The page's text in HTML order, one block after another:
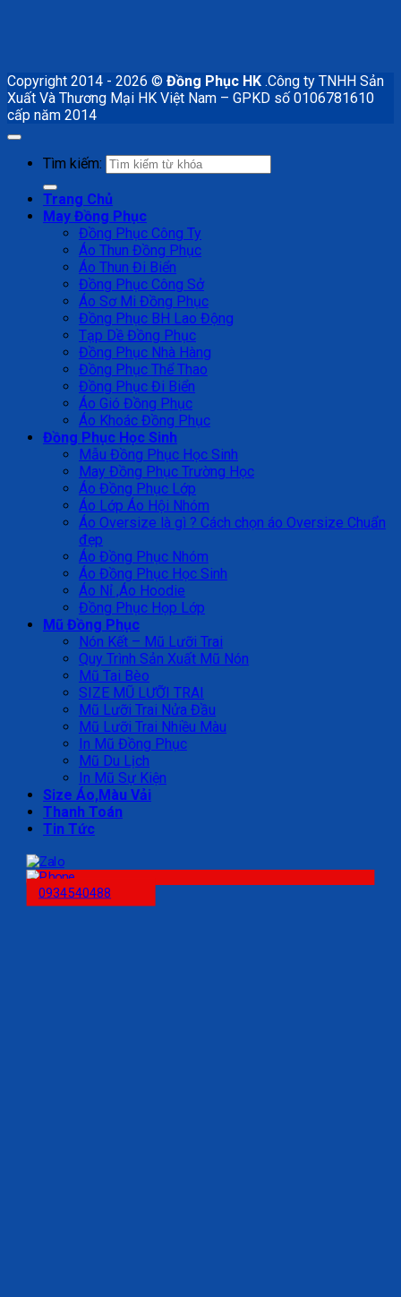
Copyright 2014 - 2026 © Đồng Phục HK .Công ty TNHH Sản
Xuất Và Thương Mại HK Việt Nam – GPKD số 0106781610
cấp năm 2014
Tìm kiếm:
Trang Chủ
May Đồng Phục
Đồng Phục Công Ty
Áo Thun Đồng Phục
Áo Thun Đi Biển
Đồng Phục Công Sở
Áo Sơ Mi Đồng Phục
Đồng Phục BH Lao Động
Tạp Dề Đồng Phục
Đồng Phục Nhà Hàng
Đồng Phục Thể Thao
Đồng Phục Đi Biển
Áo Gió Đồng Phục
Áo Khoác Đồng Phục
Đồng Phục Học Sinh
Mẫu Đồng Phục Học Sinh
May Đồng Phục Trường Học
Áo Đồng Phục Lớp
Áo Lớp Áo Hội Nhóm
Áo Oversize là gì ? Cách chọn áo Oversize Chuẩn
đẹp
Áo Đồng Phục Nhóm
Áo Đồng Phục Học Sinh
Áo Nỉ ,Áo Hoodie
Đồng Phục Họp Lớp
Mũ Đồng Phục
Nón Kết – Mũ Lưỡi Trai
Quy Trình Sản Xuất Mũ Nón
Mũ Tai Bèo
SIZE MŨ LƯỠI TRAI
Mũ Lưỡi Trai Nửa Đầu
Mũ Lưỡi Trai Nhiều Màu
In Mũ Đồng Phục
Mũ Du Lịch
In Mũ Sự Kiện
Size Áo,Màu Vải
Thanh Toán
Tin Tức
0934540488